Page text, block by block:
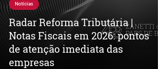
Radar Reforma Tributária |
Notas Fiscais em 2026: pontos
de atenção imediata das
empresas
Notícias